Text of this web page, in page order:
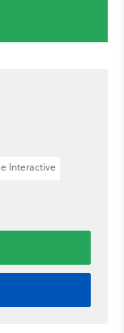
Interactive